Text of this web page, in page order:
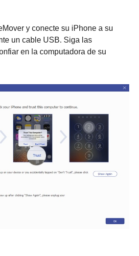
y conecte su iPhone a su
un cable USB. Siga las
en la computadora de su